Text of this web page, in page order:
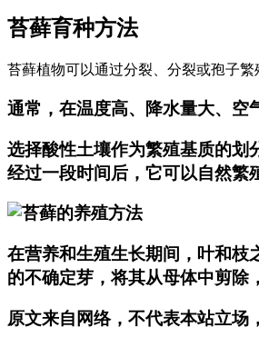
苔藓育种方法
苔藓植物可以通过分裂、分裂或孢子
通常，在温度高、降水量大、空
选择酸性土壤作为繁殖基质的划
经过一段时间后，它可以自然繁
在营养和生殖生长期间，叶和枝
的不确定芽，将其从母体中剪除
原文来自网络，不代表本站立场